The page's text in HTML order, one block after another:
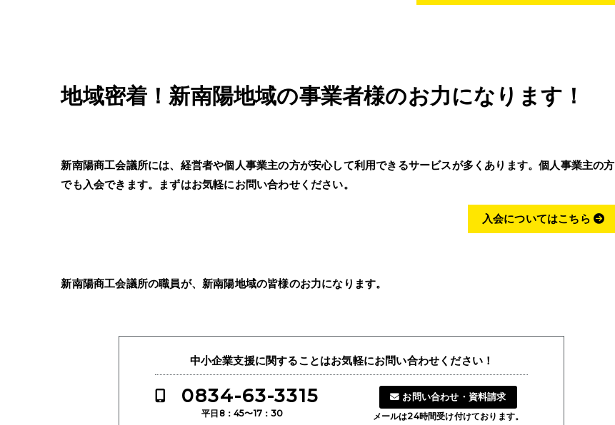
地域密着！新南陽地域の事業者様のお力になります！
新南陽商工会議所には、経営者や個人事業主の方が安心して利用できるサービスが多くあります。個人事業主の方
でも入会できます。まずはお気軽にお問い合わせください。
入会についてはこちら
新南陽商工会議所の職員が、新南陽地域の皆様のお力になります。
中小企業支援に関することはお気軽にお問い合わせください！
0834-63-3315
平日8：45〜17：30
お問い合わせ・資料請求
メールは24時間受け付けております。